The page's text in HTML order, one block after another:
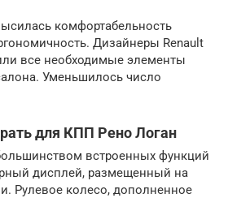
комфортабельность
Дизайнеры Renault
все необходимые элементы
Уменьшилось число
для КПП Рено Логан
встроенных функций
дисплей, размещенный на
Рулевое колесо, дополненное